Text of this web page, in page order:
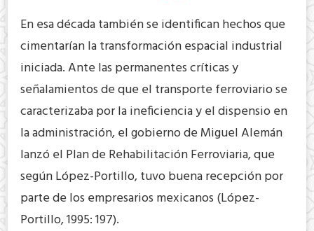
En esa década también se identifican hechos que
cimentarían la transformación espacial industrial
iniciada. Ante las permanentes críticas y
señalamientos de que el transporte ferroviario se
caracterizaba por la ineficiencia y el dispensio en
la administración, el gobierno de Miguel Alemán
lanzó el Plan de Rehabilitación Ferroviaria, que
según López-Portillo, tuvo buena recepción por
parte de los empresarios mexicanos (López-
Portillo, 1995: 197).